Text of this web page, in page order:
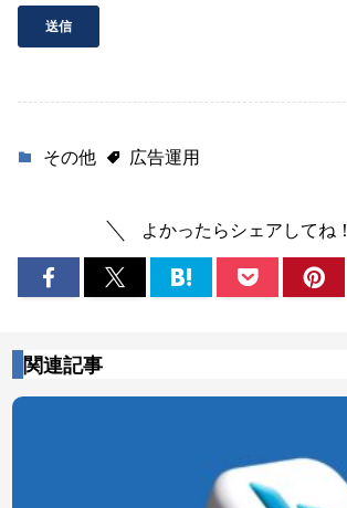
その他 広告運用
よかったらシェアしてね！
関連記事